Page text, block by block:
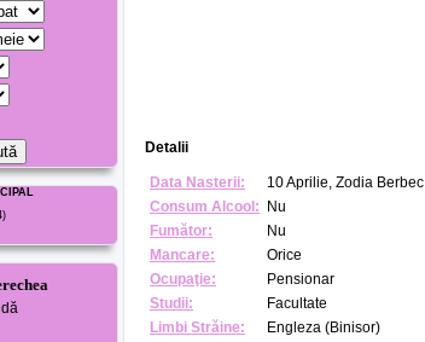
Detalii
Data Nasterii:
10 Aprilie, Zodia Berbec
Consum Alcool:
Nu
Fumător:
Nu
Mancare:
Orice
Ocupaţie:
Pensionar
Studii:
Facultate
Limbi Străine:
Engleza (Binisor)